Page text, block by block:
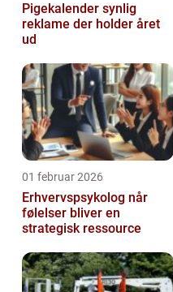
Pigekalender synlig
reklame der holder året
ud
01 februar 2026
Erhvervspsykolog når
følelser bliver en
strategisk ressource